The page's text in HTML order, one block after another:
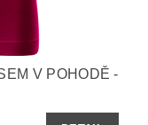
V POHODĚ -